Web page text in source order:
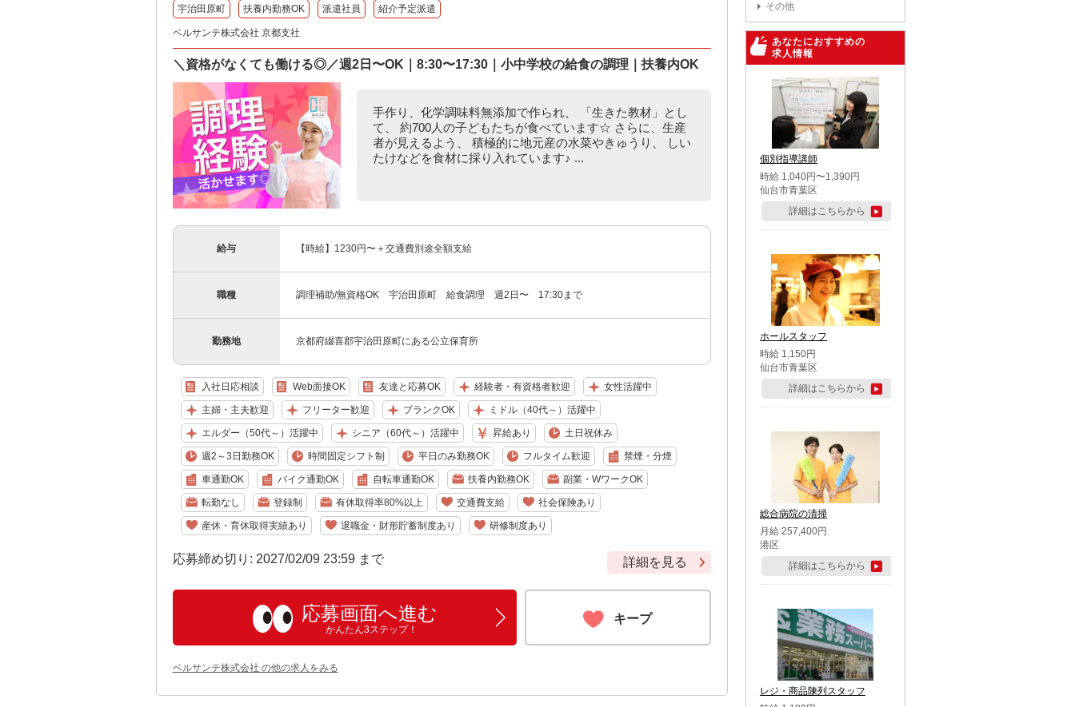
宇治田原町 扶養内勤務OK 派遣社員 紹介予定派遣
ベルサンテ株式会社 京都支社
＼資格がなくても働ける◎／週2日〜OK｜8:30〜17:30｜小中学校の給食の調理｜扶養内OK
手作り、化学調味料無添加で作られ、 「生きた教材」とし
て、 約700人の子どもたちが食べています☆ さらに、生産
者が見えるよう、 積極的に地元産の水菜やきゅうり、 しい
たけなどを食材に採り入れています♪ ...
給与 【時給】1230円〜＋交通費別途全額支給
職種 調理補助/無資格OK 宇治田原町 給食調理 週2日〜 17:30まで
勤務地 京都府綴喜郡宇治田原町にある公立保育所
入社日応相談 Web面接OK 友達と応募OK 経験者・有資格者歓迎 女性活躍中
主婦・主夫歓迎 フリーター歓迎 ブランクOK ミドル（40代～）活躍中
エルダー（50代～）活躍中 シニア（60代～）活躍中 昇給あり 土日祝休み
週2～3日勤務OK 時間固定シフト制 平日のみ勤務OK フルタイム歓迎 禁煙・分煙
車通勤OK バイク通勤OK 自転車通勤OK 扶養内勤務OK 副業・WワークOK
転勤なし 登録制 有休取得率80%以上 交通費支給 社会保険あり
産休・育休取得実績あり 退職金・財形貯蓄制度あり 研修制度あり
応募締め切り: 2027/02/09 23:59 まで 詳細を見る
応募画面へ進む
かんたん3ステップ！
キープ
ベルサンテ株式会社 の他の求人をみる
その他
あなたにおすすめの
求人情報
個別指導講師
時給 1,040円〜1,390円
仙台市青葉区
詳細はこちらから
ホールスタッフ
時給 1,150円
仙台市青葉区
詳細はこちらから
総合病院の清掃
月給 257,400円
港区
詳細はこちらから
レジ・商品陳列スタッフ